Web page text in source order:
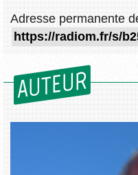
Adresse permanente
AUTEUR